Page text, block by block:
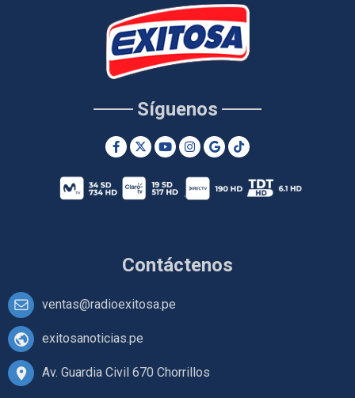
Contáctenos
ventas@radioexitosa.pe
exitosanoticias.pe
Av. Guardia Civil 670 Chorrillos
Síguenos